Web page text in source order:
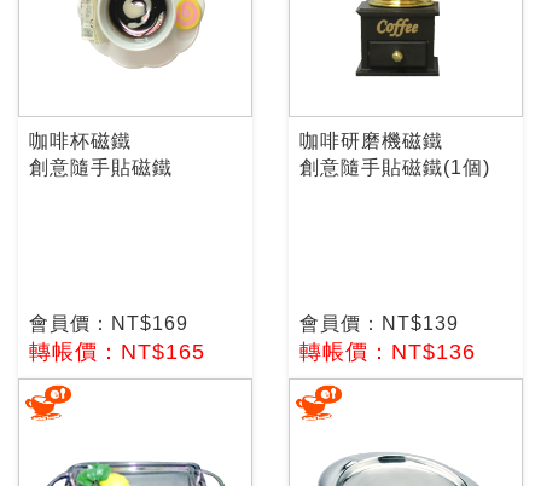
咖啡杯磁鐵
創意隨手貼磁鐵
會員價：NT$169
轉帳價：NT$165
咖啡研磨機磁鐵
創意隨手貼磁鐵(1個)
會員價：NT$139
轉帳價：NT$136